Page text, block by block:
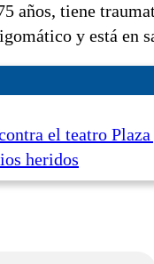
años, tiene
y está en
el teatro
heridos